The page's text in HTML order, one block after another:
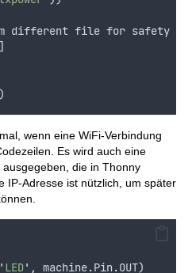
different file for safety
]
)
wenn eine WiFi-Verbindung
Es wird auch eine
die in Thonny
IP-Adresse ist nützlich, um später
' LED' , machine.Pin.OUT)